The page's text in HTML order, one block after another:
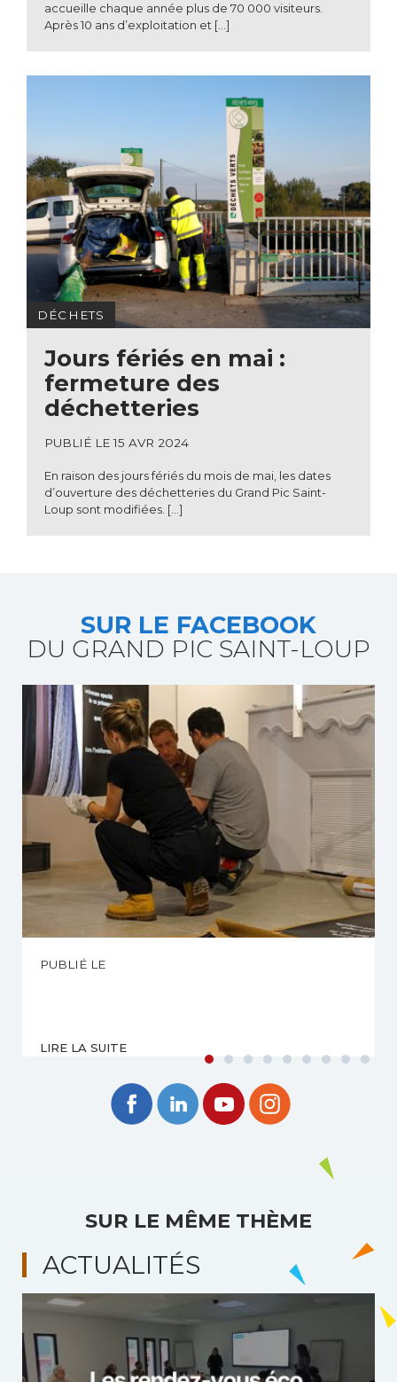
accueille chaque année plus de 70 000 visiteurs.
Après 10 ans d’exploitation et […]
DÉCHETS
Jours fériés en mai :
fermeture des
déchetteries
PUBLIÉ LE 15 AVR 2024
En raison des jours fériés du mois de mai, les dates
d’ouverture des déchetteries du Grand Pic Saint-
Loup sont modifiées. […]
SUR LE FACEBOOK
DU GRAND PIC SAINT-LOUP
PUBLIÉ LE
LIRE LA SUITE
SUR LE MÊME THÈME
ACTUALITÉS